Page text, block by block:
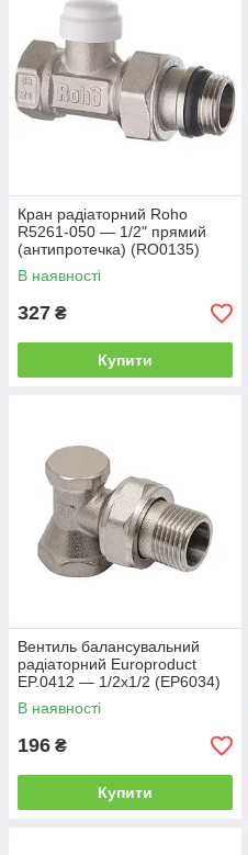
Кран радіаторний Roho
R5261-050 — 1/2" прямий
(антипротечка) (RO0135)
В наявності
327 ₴
Купити
Вентиль балансувальний
радіаторний Europroduct
EP.0412 — 1/2x1/2 (EP6034)
В наявності
196 ₴
Купити